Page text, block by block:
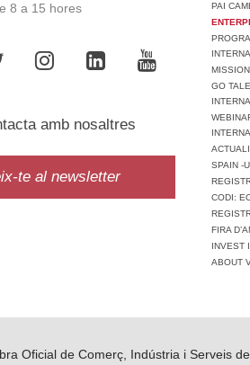
8 a 15 hores
amb nosaltres
te al newsletter
PAI
GO
SPAIN -
CODI:
FIRA
INVEST
ABOUT
Oficial de Comerç, Indústria i Serveis de